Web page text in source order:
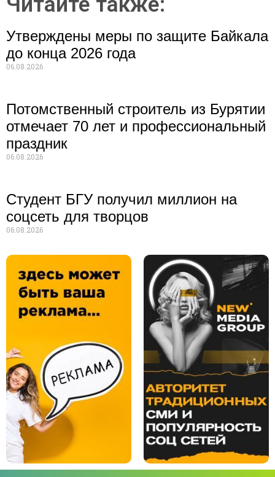
Утверждены меры по защите Байкала
до конца 2026 года
06.08.2026
Потомственный строитель из Бурятии
отмечает 70 лет и профессиональный
праздник
06.08.2026
Студент БГУ получил миллион на
соцсеть для творцов
06.08.2026